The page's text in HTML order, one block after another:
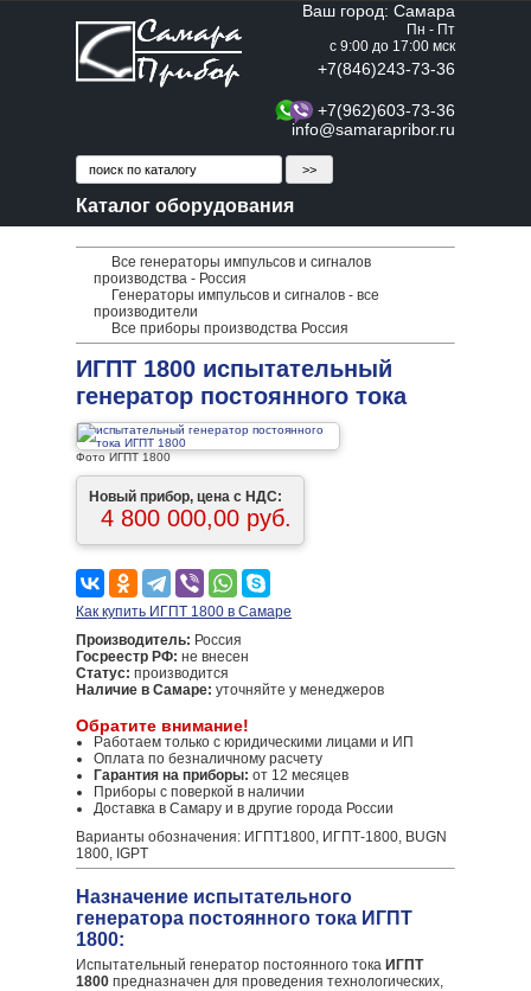
Ваш город: Самара
Пн - Пт
с 9:00 до 17:00 мск
+7(846)243-73-36
+7(962)603-73-36
info@samarapribor.ru
Каталог оборудования
Все генераторы импульсов и сигналов
производства - Россия
Генераторы импульсов и сигналов - все
производители
Все приборы производства Россия
ИГПТ 1800 испытательный
генератор постоянного тока
Фото ИГПТ 1800
Новый прибор, цена с НДС:
4 800 000,00 руб.
Как купить ИГПТ 1800 в Самаре
Производитель: Россия
Госреестр РФ: не внесен
Статус: производится
Наличие в Самаре: уточняйте у менеджеров
Обратите внимание!
Работаем только с юридическими лицами и ИП
Оплата по безналичному расчету
Гарантия на приборы: от 12 месяцев
Приборы с поверкой в наличии
Доставка в Самару и в другие города России
Варианты обозначения: ИГПТ1800, ИГПТ-1800, BUGN
1800, IGPT
Назначение испытательного
генератора постоянного тока ИГПТ
1800:
Испытательный генератор постоянного тока ИГПТ
1800 предназначен для проведения технологических,